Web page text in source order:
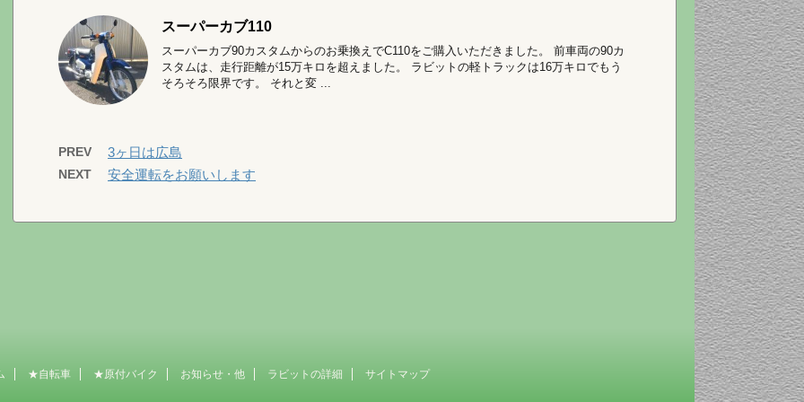
スーパーカブ110
スーパーカブ90カスタムからのお乗換えでC110をご購入いただきました。 前車両の90カ
スタムは、走行距離が15万キロを超えました。 ラビットの軽トラックは16万キロでもう
そろそろ限界です。 それと変 ...
PREV 3ヶ日は広島
NEXT 安全運転をお願いします
★自転車 ★原付バイク お知らせ・他 ラビットの詳細 サイトマップ